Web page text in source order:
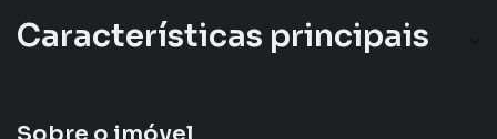
Características principais